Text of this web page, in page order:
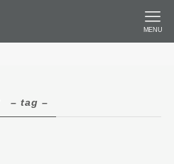
MENU
– tag –